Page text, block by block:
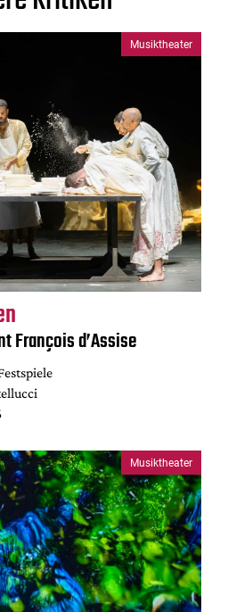
Musiktheater
François d’Assise
Musiktheater